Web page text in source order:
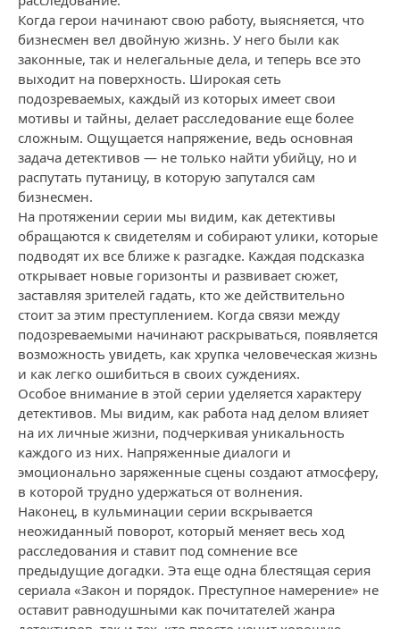
Когда герои начинают свою работу, выясняется, что
бизнесмен вел двойную жизнь. У него были как
законные, так и нелегальные дела, и теперь все это
выходит на поверхность. Широкая сеть
подозреваемых, каждый из которых имеет свои
мотивы и тайны, делает расследование еще более
сложным. Ощущается напряжение, ведь основная
задача детективов — не только найти убийцу, но и
распутать путаницу, в которую запутался сам
бизнесмен.
На протяжении серии мы видим, как детективы
обращаются к свидетелям и собирают улики, которые
подводят их все ближе к разгадке. Каждая подсказка
открывает новые горизонты и развивает сюжет,
заставляя зрителей гадать, кто же действительно
стоит за этим преступлением. Когда связи между
подозреваемыми начинают раскрываться, появляется
возможность увидеть, как хрупка человеческая жизнь
и как легко ошибиться в своих суждениях.
Особое внимание в этой серии уделяется характеру
детективов. Мы видим, как работа над делом влияет
на их личные жизни, подчеркивая уникальность
каждого из них. Напряженные диалоги и
эмоционально заряженные сцены создают атмосферу,
в которой трудно удержаться от волнения.
Наконец, в кульминации серии вскрывается
неожиданный поворот, который меняет весь ход
расследования и ставит под сомнение все
предыдущие догадки. Эта еще одна блестящая серия
сериала «Закон и порядок. Преступное намерение» не
оставит равнодушными как почитателей жанра